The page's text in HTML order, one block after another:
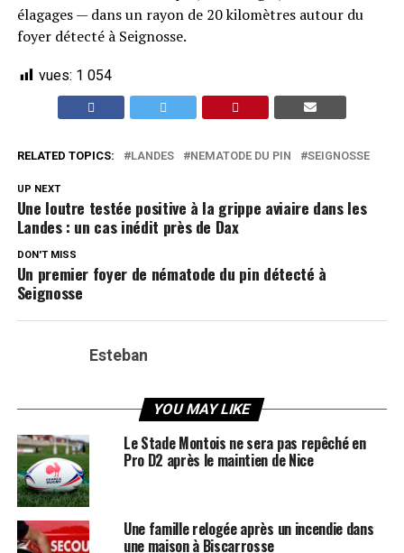
élagages — dans un rayon de 20 kilomètres autour du
foyer détecté à Seignosse.
vues: 1 054
RELATED TOPICS: LANDES NEMATODE DU PIN SEIGNOSSE
UP NEXT
Une loutre testée positive à la grippe aviaire dans les
Landes : un cas inédit près de Dax
DON'T MISS
Un premier foyer de nématode du pin détecté à
Seignosse
Esteban
YOU MAY LIKE
Le Stade Montois ne sera pas repêché en
Pro D2 après le maintien de Nice
Une famille relogée après un incendie dans
une maison à Biscarrosse